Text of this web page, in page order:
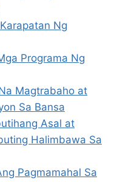
Ng
Programa Ng
Magtrabaho at
Sa Bansa
Asal at
Halimbawa Sa
Pagmamahal Sa